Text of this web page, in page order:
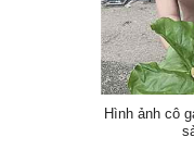
Hình ảnh cô